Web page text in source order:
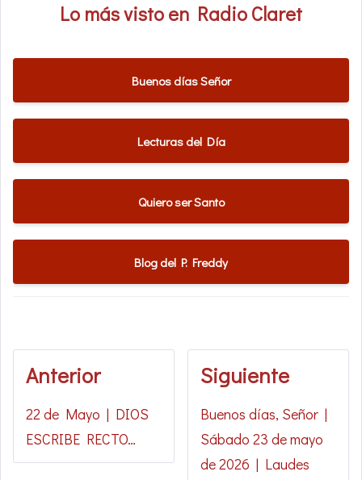
Lo más visto en Radio Claret
Buenos días Señor
Lecturas del Día
Quiero ser Santo
Blog del P. Freddy
Anterior
22 de Mayo | DIOS
ESCRIBE RECTO…
Siguiente
Buenos días, Señor |
Sábado 23 de mayo
de 2026 | Laudes